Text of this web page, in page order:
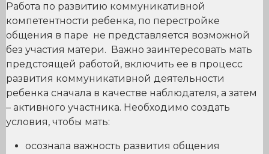
Работа по развитию коммуникативной
компетентности ребенка, по перестройке
общения в паре не представляется возможной
без участия матери. Важно заинтересовать мать
предстоящей работой, включить ее в процесс
развития коммуникативной деятельности
ребенка сначала в качестве наблюдателя, а затем
– активного участника. Необходимо создать
условия, чтобы мать:
осознала важность развития общения